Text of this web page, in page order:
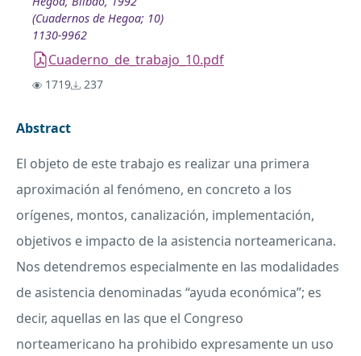
(Cuadernos de Hegoa; 10)
1130-9962
Cuaderno_de_trabajo_10.pdf
1719 237
Abstract
El objeto de este trabajo es realizar una primera
aproximación al fenómeno, en concreto a los
orígenes, montos, canalización, implementación,
objetivos e impacto de la asistencia norteamericana.
Nos detendremos especialmente en las modalidades
de asistencia denominadas “ayuda económica”; es
decir, aquellas en las que el Congreso
norteamericano ha prohibido expresamente un uso